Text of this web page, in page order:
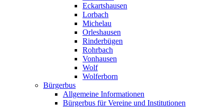
Eckartshausen
Lorbach
Michelau
Orleshausen
Rinderbügen
Rohrbach
Vonhausen
Wolf
Wolferborn
Bürgerbus
Allgemeine Informationen
Bürgerbus für Vereine und Institutionen